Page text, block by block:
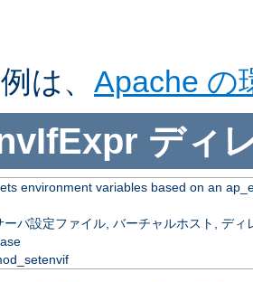
は、 Apache の
ディ
environment variables based on an
ーバ設定ファイル, バーチャルホスト, ディ